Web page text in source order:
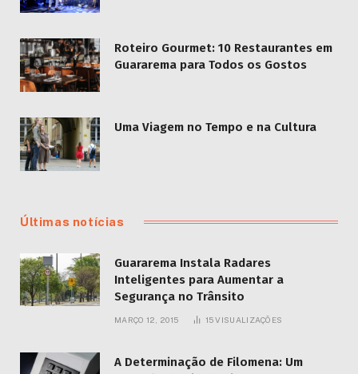
Roteiro Gourmet: 10 Restaurantes em
Guararema para Todos os Gostos
Uma Viagem no Tempo e na Cultura
Últimas notícias
Guararema Instala Radares
Inteligentes para Aumentar a
Segurança no Trânsito
MARÇO 12, 2015 15VISUALIZAÇÕES
A Determinação de Filomena: Um